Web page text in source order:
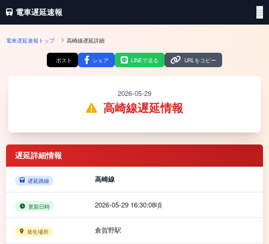
電車遅延速報
電車遅延速報トップ 高崎線遅延詳細
ポスト シェア LINEで送る URLをコピー
2026-05-29
高崎線遅延情報
遅延詳細情報
遅延路線 高崎線
更新日時 2026-05-29 16:30:08頃
発生場所 倉賀野駅